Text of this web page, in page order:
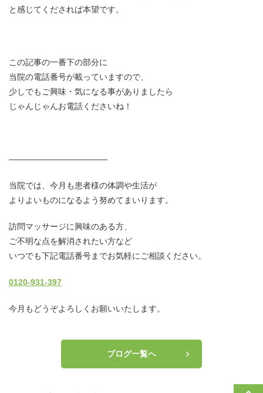
と感じてくだされば本望です。
この記事の一番下の部分に
当院の電話番号が載っていますので、
少しでもご興味・気になる事がありましたら
じゃんじゃんお電話くださいね！
————————————
当院では、今月も患者様の体調や生活が
よりよいものになるよう努めてまいります。
訪問マッサージに興味のある方、
ご不明な点を解消されたい方など
いつでも下記電話番号までお気軽にご相談ください。
0120-931-397
今月もどうぞよろしくお願いいたします。
ブログ一覧へ